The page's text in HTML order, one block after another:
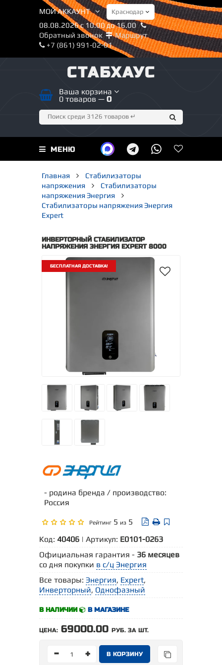
МОЙ АККАУНТ
08.08.2026 с 10.00 до 16.00
Обратный звонок
Маршрут
+7 (861) 991-02-01
СТАБХАУС
Ваша корзина
0 товаров — 0
МЕНЮ
Главная
Стабилизаторы
напряжения
Стабилизаторы
напряжения Энергия
Стабилизаторы напряжения Энергия
Expert
ИНВЕРТОРНЫЙ СТАБИЛИЗАТОР
НАПРЯЖЕНИЯ ЭНЕРГИЯ EXPERT 8000
БЕСПЛАТНАЯ ДОСТАВКА!
- родина бренда / производство:
Россия
Рейтинг 5 из 5
Код: 40406 | Артикул: Е0101-0263
Официальная гарантия - 36 месяцев
со дня покупки в с/ц Энергия
Все товары: Энергия, Expert,
Инверторный, Однофазный
В НАЛИЧИИ В МАГАЗИНЕ
ЦЕНА: 69000.00 РУБ. ЗА ШТ.
- +